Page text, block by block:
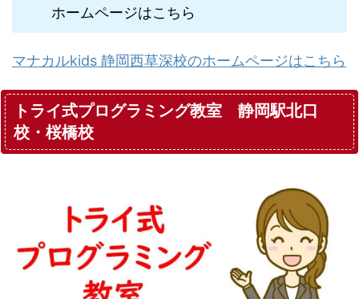
ホームページはこちら
マナカルkids 静岡西草深校のホームページはこちら
トライ式プログラミング教室 静岡駅北口
校・桜橋校